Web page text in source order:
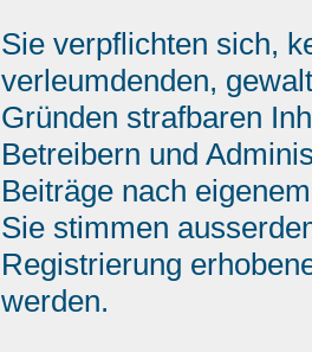
Sie verpflichten sich,
verleumdenden,
Gründen strafbaren
Betreibern und
Beiträge nach
Sie stimmen
Registrierung
werden.